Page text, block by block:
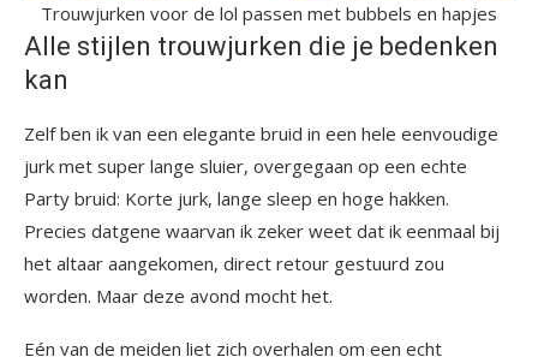
Trouwjurken voor de lol passen met bubbels en hapjes
Alle stijlen trouwjurken die je bedenken
kan
Zelf ben ik van een elegante bruid in een hele eenvoudige
jurk met super lange sluier, overgegaan op een echte
Party bruid: Korte jurk, lange sleep en hoge hakken.
Precies datgene waarvan ik zeker weet dat ik eenmaal bij
het altaar aangekomen, direct retour gestuurd zou
worden. Maar deze avond mocht het.
Eén van de meiden liet zich overhalen om een echt